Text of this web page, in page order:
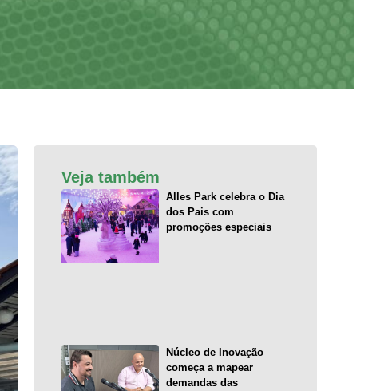
Veja também
Alles Park celebra o Dia
dos Pais com
promoções especiais
Núcleo de Inovação
começa a mapear
demandas das